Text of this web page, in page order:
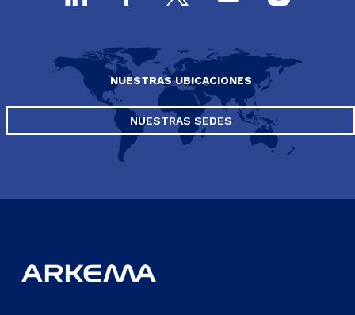
NUESTRAS UBICACIONES
NUESTRAS SEDES